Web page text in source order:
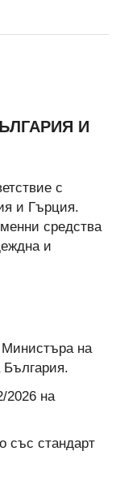
И
с
и Гърция.
средства
и
на
България.
2026 на
със стандарт